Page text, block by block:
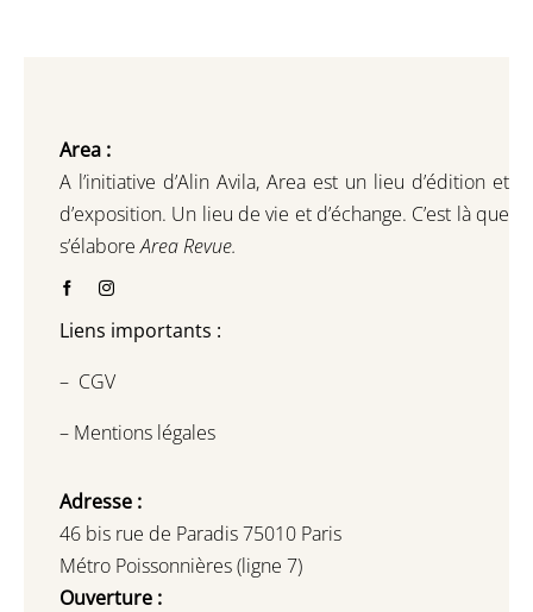
Area :
A l’initiative d’Alin Avila, Area est un lieu d’édition et
d’exposition. Un lieu de vie et d’échange. C’est là que
s’élaboreArea Revue.
Liens importants :
– CGV
– Mentions légales
Adresse :
46 bis rue de Paradis 75010 Paris
Métro Poissonnières (ligne 7)
Ouverture :